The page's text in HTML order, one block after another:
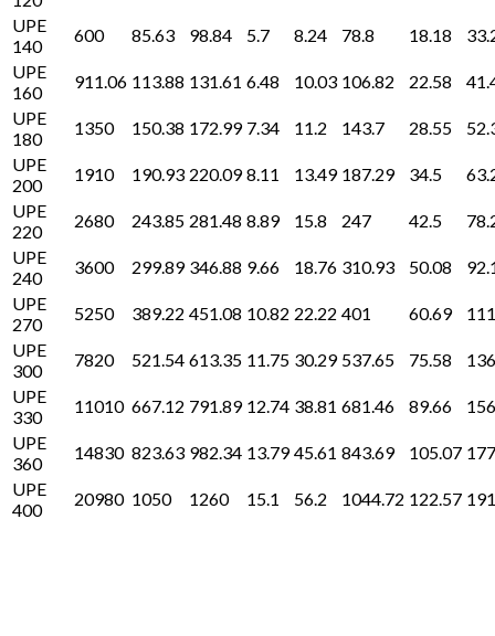
UPE
140
600 85.63 98.84 5.7 8.24 78.8 18.18
UPE
160
911.06 113.88 131.61 6.48 10.03 106.82 22.58
UPE
180
1350 150.38 172.99 7.34 11.2 143.7 28.55
UPE
200
1910 190.93 220.09 8.11 13.49 187.29 34.5
UPE
220
2680 243.85 281.48 8.89 15.8 247 42.5
UPE
240
3600 299.89 346.88 9.66 18.76 310.93 50.08
UPE
270
5250 389.22 451.08 10.82 22.22 401 60.69
UPE
300
7820 521.54 613.35 11.75 30.29 537.65 75.58
UPE
330
11010 667.12 791.89 12.74 38.81 681.46 89.66
UPE
360
14830 823.63 982.34 13.79 45.61 843.69 105.07
UPE
400
20980 1050 1260 15.1 56.2 1044.72 122.57